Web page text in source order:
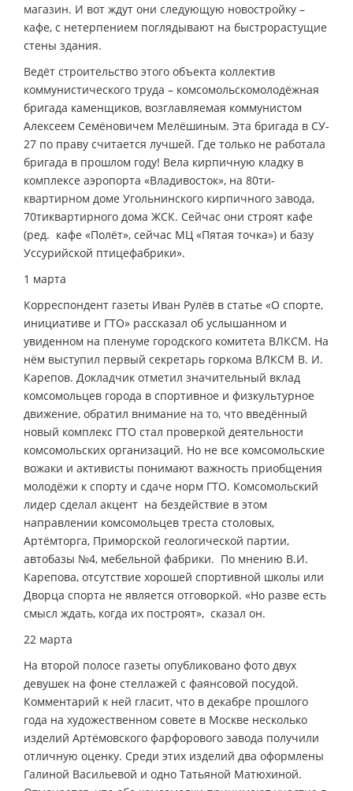
магазин. И вот ждут они следующую новостройку –
кафе, с нетерпением поглядывают на быстрорастущие
стены здания.
Ведёт строительство этого объекта коллектив
коммунистического труда – комсомольско­молодёжная
бригада каменщиков, возглавляемая коммунистом
Алексеем Семёновичем Мелёшиным. Эта бригада в СУ­
27 по праву считается лучшей. Где только не работала
бригада в прошлом году! Вела кирпичную кладку в
комплексе аэропорта «Владивосток», на 80­ти­
квартирном доме Угольнинского кирпичного завода,
70­ти­квартирного дома ЖСК. Сейчас они строят кафе
(ред. ­ кафе «Полёт», сейчас МЦ «Пятая точка») и базу
Уссурийской птицефабрики».
1 марта
Корреспондент газеты Иван Рулёв в статье «О спорте,
инициативе и ГТО» рассказал об услышанном и
увиденном на пленуме городского комитета ВЛКСМ. На
нём выступил первый секретарь горкома ВЛКСМ В. И.
Карепов. Докладчик отметил значительный вклад
комсомольцев города в спортивное и физкультурное
движение, обратил внимание на то, что введённый
новый комплекс ГТО стал проверкой деятельности
комсомольских организаций. Но не все комсомольские
вожаки и активисты понимают важность приобщения
молодёжи к спорту и сдаче норм ГТО. Комсомольский
лидер сделал акцент на бездействие в этом
направлении комсомольцев треста столовых,
Артёмторга, Приморской геологической партии,
автобазы №4, мебельной фабрики. По мнению В.И.
Карепова, отсутствие хорошей спортивной школы или
Дворца спорта не является отговоркой. «Но разве есть
смысл ждать, когда их построят», ­ сказал он.
22 марта
На второй полосе газеты опубликовано фото двух
девушек на фоне стеллажей с фаянсовой посудой.
Комментарий к ней гласит, что в декабре прошлого
года на художественном совете в Москве несколько
изделий Артёмовского фарфорового завода получили
отличную оценку. Среди этих изделий два оформлены
Галиной Васильевой и одно Татьяной Матюхиной.